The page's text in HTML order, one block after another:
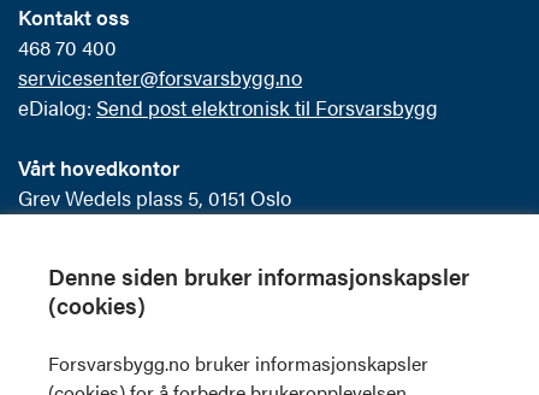
Denne siden bruker informasjonskapsler
(cookies)
Forsvarsbygg.no bruker informasjonskapsler
Kontakt oss
468 70 400
servicesenter@forsvarsbygg.no
eDialog: Send post elektronisk til Forsvarsbygg
Vårt hovedkontor
Grev Wedels plass 5, 0151 Oslo
Skilt og visuell profil